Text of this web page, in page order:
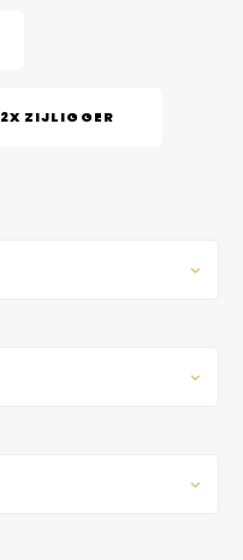
2X ZIJLIGGER